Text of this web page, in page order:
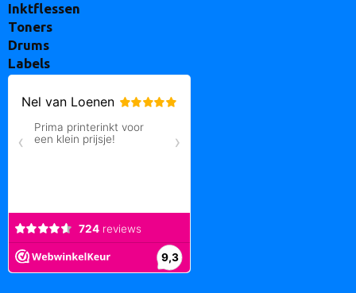
Inktflessen
Toners
Drums
Labels